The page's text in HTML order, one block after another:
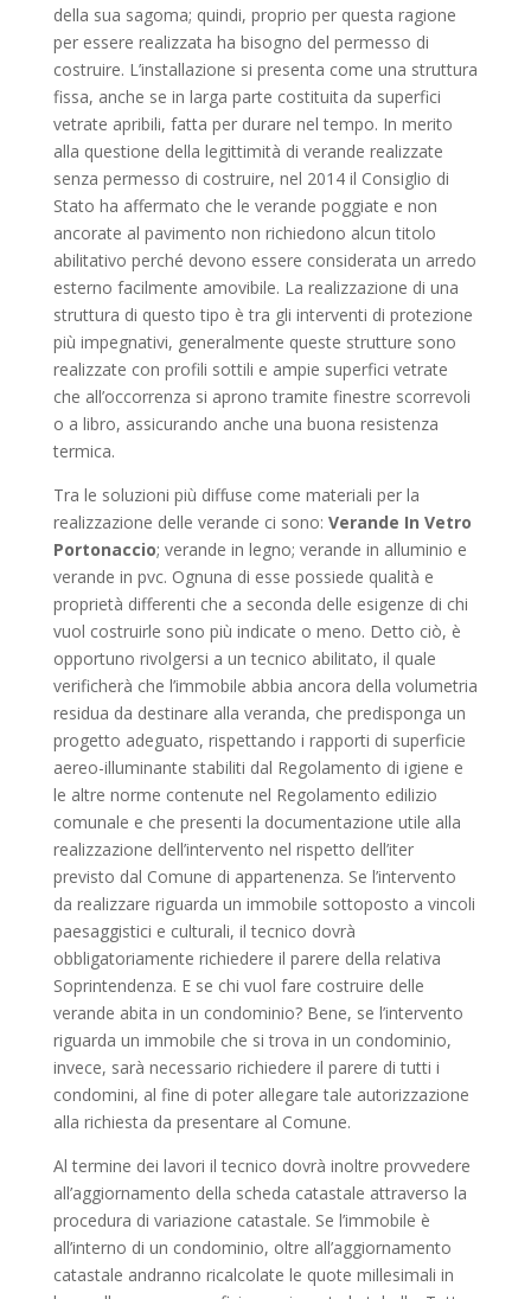
della sua sagoma; quindi, proprio per questa ragione
per essere realizzata ha bisogno del permesso di
costruire. L’installazione si presenta come una struttura
fissa, anche se in larga parte costituita da superfici
vetrate apribili, fatta per durare nel tempo. In merito
alla questione della legittimità di verande realizzate
senza permesso di costruire, nel 2014 il Consiglio di
Stato ha affermato che le verande poggiate e non
ancorate al pavimento non richiedono alcun titolo
abilitativo perché devono essere considerata un arredo
esterno facilmente amovibile. La realizzazione di una
struttura di questo tipo è tra gli interventi di protezione
più impegnativi, generalmente queste strutture sono
realizzate con profili sottili e ampie superfici vetrate
che all’occorrenza si aprono tramite finestre scorrevoli
o a libro, assicurando anche una buona resistenza
termica.
Tra le soluzioni più diffuse come materiali per la
realizzazione delle verande ci sono: Verande In Vetro
Portonaccio; verande in legno; verande in alluminio e
verande in pvc. Ognuna di esse possiede qualità e
proprietà differenti che a seconda delle esigenze di chi
vuol costruirle sono più indicate o meno. Detto ciò, è
opportuno rivolgersi a un tecnico abilitato, il quale
verificherà che l’immobile abbia ancora della volumetria
residua da destinare alla veranda, che predisponga un
progetto adeguato, rispettando i rapporti di superficie
aereo-illuminante stabiliti dal Regolamento di igiene e
le altre norme contenute nel Regolamento edilizio
comunale e che presenti la documentazione utile alla
realizzazione dell’intervento nel rispetto dell’iter
previsto dal Comune di appartenenza. Se l’intervento
da realizzare riguarda un immobile sottoposto a vincoli
paesaggistici e culturali, il tecnico dovrà
obbligatoriamente richiedere il parere della relativa
Soprintendenza. E se chi vuol fare costruire delle
verande abita in un condominio? Bene, se l’intervento
riguarda un immobile che si trova in un condominio,
invece, sarà necessario richiedere il parere di tutti i
condomini, al fine di poter allegare tale autorizzazione
alla richiesta da presentare al Comune.
Al termine dei lavori il tecnico dovrà inoltre provvedere
all’aggiornamento della scheda catastale attraverso la
procedura di variazione catastale. Se l’immobile è
all’interno di un condominio, oltre all’aggiornamento
catastale andranno ricalcolate le quote millesimali in